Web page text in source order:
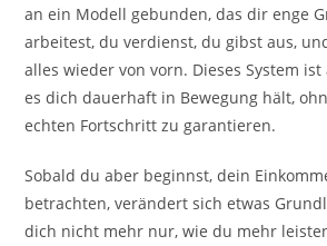
an ein Modell gebunden, das dir enge
arbeitest, du verdienst, du gibst aus,
alles wieder von vorn. Dieses System
es dich dauerhaft in Bewegung hält,
echten Fortschritt zu garantieren.
Sobald du aber beginnst, dein
betrachten, verändert sich etwas
dich nicht mehr nur, wie du mehr